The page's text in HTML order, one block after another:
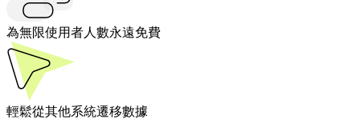
為無限使用者人數永遠免費
輕鬆從其他系統遷移數據